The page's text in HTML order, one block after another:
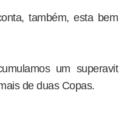
também, esta bem
um superavit
de duas Copas.